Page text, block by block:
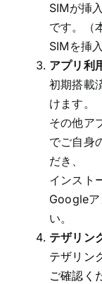
SIMが挿
です。（
SIMを挿
アプリ利
初期搭載
けます。
その他ア
でご自身
だき、
インスト
Googleア
い。
テザリン
テザリン
ご確認く